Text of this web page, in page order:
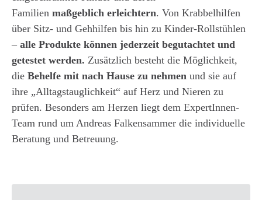
Familien maßgeblich erleichtern. Von Krabbelhilfen
über Sitz- und Gehhilfen bis hin zu Kinder-Rollstühlen
– alle Produkte können jederzeit begutachtet und
getestet werden. Zusätzlich besteht die Möglichkeit,
die Behelfe mit nach Hause zu nehmen und sie auf
ihre „Alltagstauglichkeit“ auf Herz und Nieren zu
prüfen. Besonders am Herzen liegt dem ExpertInnen-
Team rund um Andreas Falkensammer die individuelle
Beratung und Betreuung.